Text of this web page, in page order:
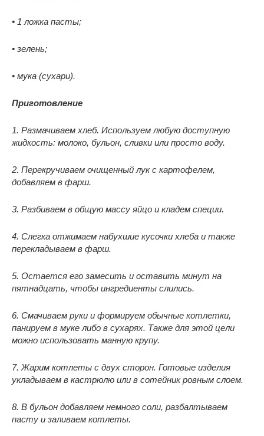
• 1 ложка пасты;
• зелень;
• мука (сухари).
Приготовление
1. Размачиваем хлеб. Используем любую доступную
жидкость: молоко, бульон, сливки или просто воду.
2. Перекручиваем очищенный лук с картофелем,
добавляем в фарш.
3. Разбиваем в общую массу яйцо и кладем специи.
4. Слегка отжимаем набухшие кусочки хлеба и также
перекладываем в фарш.
5. Остается его замесить и оставить минут на
пятнадцать, чтобы ингредиенты слились.
6. Смачиваем руки и формируем обычные котлетки,
панируем в муке либо в сухарях. Также для этой цели
можно использовать манную крупу.
7. Жарим котлеты с двух сторон. Готовые изделия
укладываем в кастрюлю или в сотейник ровным слоем.
8. В бульон добавляем немного соли, разбалтываем
пасту и заливаем котлеты.